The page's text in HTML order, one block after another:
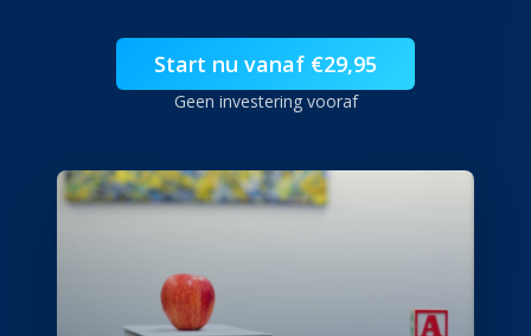
Start nu vanaf €29,95
Geen investering vooraf